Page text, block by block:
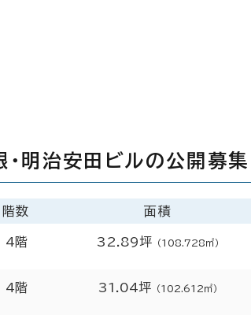
・明治安田ビルの公開募
階数 面積
4階 32.89坪 （108.728㎡）
4階 31.04坪 （102.612㎡）